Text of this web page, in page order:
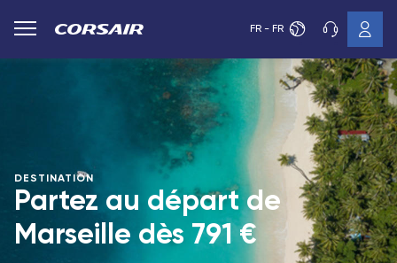
FR - FR
DESTINATION
Partez au départ de
Marseille dès 791 €